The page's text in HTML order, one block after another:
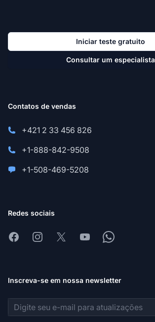
Iniciar teste gratuito
Consultar um especialista
Contatos de vendas
+421 2 33 456 826
+1-888-842-9508
+1-508-469-5208
Redes sociais
FacebookInstagram
X YoutubeWhatsapp
Inscreva-se em nossa newsletter
Endereço de e-mail